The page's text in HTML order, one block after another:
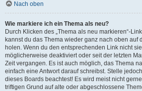
Nach oben
Wie markiere ich ein Thema als neu?
Durch Klicken des „Thema als neu markieren“-
kannst du das Thema wieder ganz nach oben auf
holen. Wenn du den entsprechenden Link nicht
möglicherweise deaktiviert oder seit der letzten
Zeit vergangen. Es ist auch möglich, das Thema
einfach eine Antwort darauf schreibst. Stelle
dieses Boards beachtest! Es wird meist nicht
triftigen Grund auf alte oder abgeschlossene